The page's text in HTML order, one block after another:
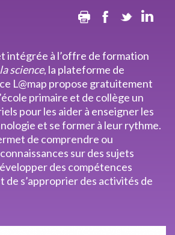
Print Facebook
Twitter
intégrée à l’offre de formation
science, la plateforme de
L@map propose gratuitement
primaire et de collège un
pour les aider à enseigner les
et se former à leur rythme.
de comprendre ou
sur des sujets
des compétences
de s’approprier des activités de